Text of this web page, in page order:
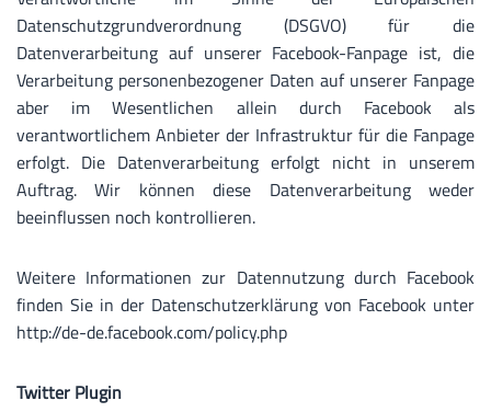
Datenschutzgrundverordnung (DSGVO) für die
Datenverarbeitung auf unserer Facebook-Fanpage ist, die
Verarbeitung personenbezogener Daten auf unserer Fanpage
aber im Wesentlichen allein durch Facebook als
verantwortlichem Anbieter der Infrastruktur für die Fanpage
erfolgt. Die Datenverarbeitung erfolgt nicht in unserem
Auftrag. Wir können diese Datenverarbeitung weder
beeinflussen noch kontrollieren.
Weitere Informationen zur Datennutzung durch Facebook
finden Sie in der Datenschutzerklärung von Facebook unter
http://de-de.facebook.com/policy.php
Twitter Plugin